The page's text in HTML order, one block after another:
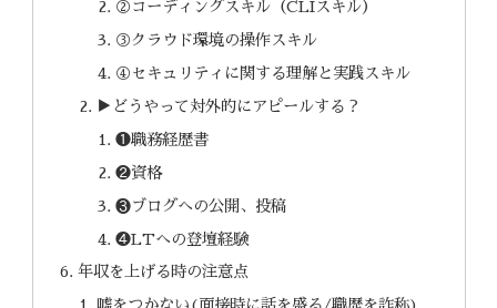
②コーディングスキル（CLIスキル）
③クラウド環境の操作スキル
④セキュリティに関する理解と実践スキル
▶︎どうやって対外的にアピールする？
❶職務経歴書
❷資格
❸ブログへの公開、投稿
❹LTへの登壇経験
年収を上げる時の注意点